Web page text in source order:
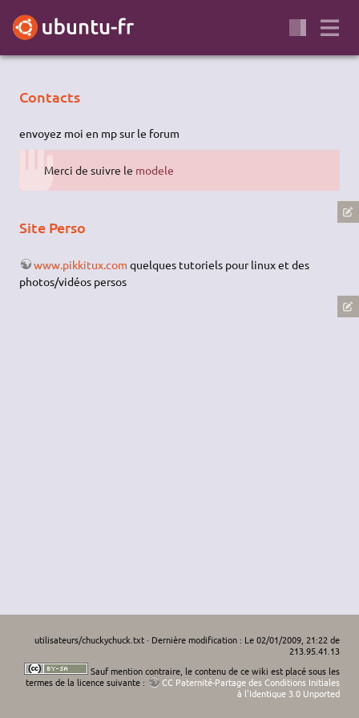
Contacts
envoyez moi en mp sur le forum
Merci de suivre le modele
Site Perso
www.pikkitux.com quelques tutoriels pour linux et des
photos/vidéos persos
utilisateurs/chuckychuck.txt· Dernière modification : Le 02/01/2009, 21:22 de
213.95.41.13
Sauf mention contraire, le contenu de ce wiki est placé sous les
termes de la licence suivante :
CC Paternité-Partage des Conditions Initiales
à l'Identique 3.0 Unported